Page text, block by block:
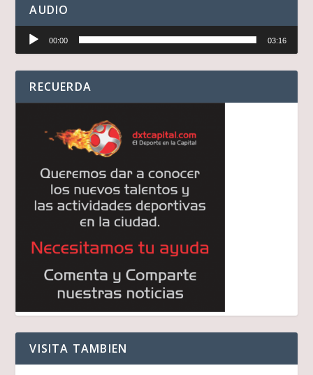
AUDIO
Reproductor
audio
00:00 03:16
RECUERDA
VISITA TAMBIEN